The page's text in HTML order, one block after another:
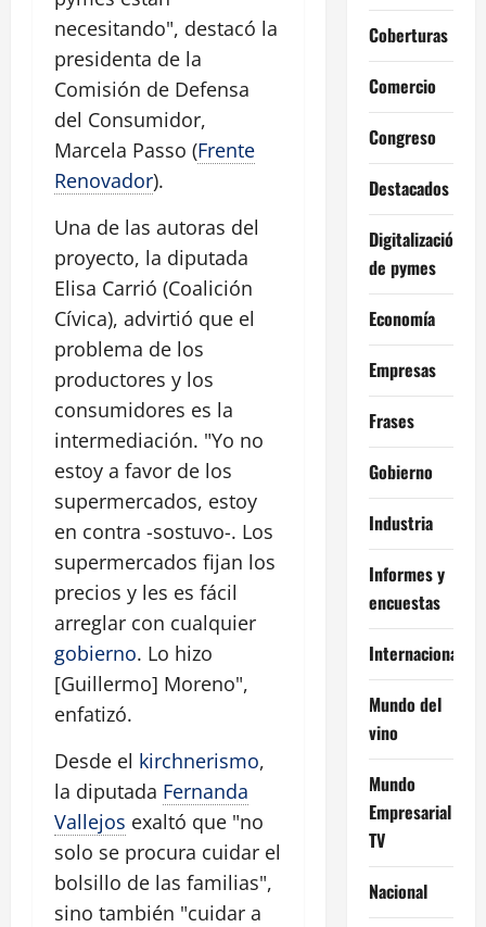
necesitando", destacó la
presidenta de la
Comisión de Defensa
del Consumidor,
Marcela Passo (Frente
Renovador).
Una de las autoras del
proyecto, la diputada
Elisa Carrió (Coalición
Cívica), advirtió que el
problema de los
productores y los
consumidores es la
intermediación. "Yo no
estoy a favor de los
supermercados, estoy
en contra -sostuvo-. Los
supermercados fijan los
precios y les es fácil
arreglar con cualquier
gobierno. Lo hizo
[Guillermo] Moreno",
enfatizó.
Desde el kirchnerismo,
la diputada Fernanda
Vallejos exaltó que "no
solo se procura cuidar el
bolsillo de las familias",
sino también "cuidar a
Coberturas
Comercio
Congreso
Destacados
Digitalización
de pymes
Economía
Empresas
Frases
Gobierno
Industria
Informes y
encuestas
Internacional
Mundo del
vino
Mundo
Empresarial
TV
Nacional